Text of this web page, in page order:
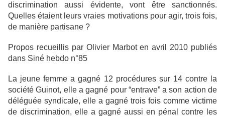
discrimination aussi évidente, vont être sanctionnés.
Quelles étaient leurs vraies motivations pour agir, trois fois,
de manière partisane ?
Propos recueillis par Olivier Marbot en avril 2010 publiés
dans Siné hebdo n°85
La jeune femme a gagné 12 procédures sur 14 contre la
société Guinot, elle a gagné pour “entrave” a son action de
déléguée syndicale, elle a gagné trois fois comme victime
de discrimination, elle a gagné aussi en pénal contre les